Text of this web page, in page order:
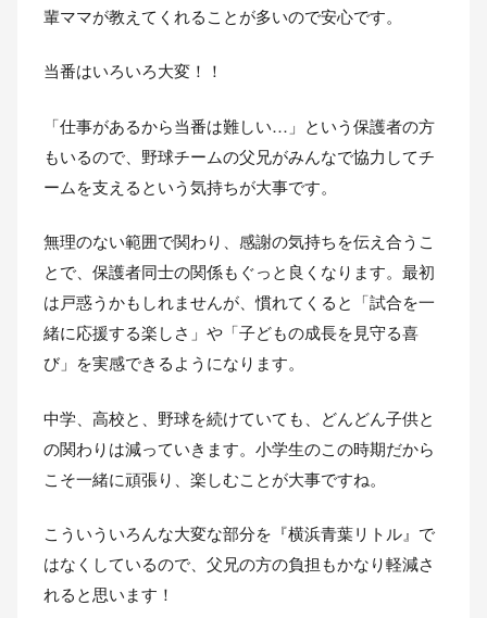
輩ママが教えてくれることが多いので安心です。
当番はいろいろ大変！！
「仕事があるから当番は難しい…」という保護者の方
もいるので、野球チームの父兄がみんなで協力してチ
ームを支えるという気持ちが大事です。
無理のない範囲で関わり、感謝の気持ちを伝え合うこ
とで、保護者同士の関係もぐっと良くなります。最初
は戸惑うかもしれませんが、慣れてくると「試合を一
緒に応援する楽しさ」や「子どもの成長を見守る喜
び」を実感できるようになります。
中学、高校と、野球を続けていても、どんどん子供と
の関わりは減っていきます。小学生のこの時期だから
こそ一緒に頑張り、楽しむことが大事ですね。
こういういろんな大変な部分を『横浜青葉リトル』で
はなくしているので、父兄の方の負担もかなり軽減さ
れると思います！